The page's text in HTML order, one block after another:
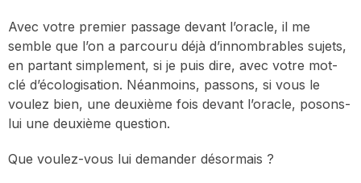
Avec votre premier passage devant l’oracle, il me
semble que l’on a parcouru déjà d’innombrables sujets,
en partant simplement, si je puis dire, avec votre mot-
clé d’écologisation. Néanmoins, passons, si vous le
voulez bien, une deuxième fois devant l’oracle, posons-
lui une deuxième question.
Que voulez-vous lui demander désormais ?